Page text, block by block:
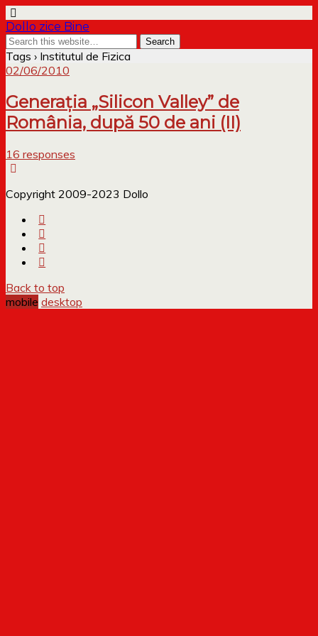
Dollo zice Bine
Tags › Institutul de Fizica
02/06/2010
Generaţia „Silicon Valley” de
România, după 50 de ani (II)
16 responses
Copyright 2009-2023 Dollo
Back to top
mobile desktop